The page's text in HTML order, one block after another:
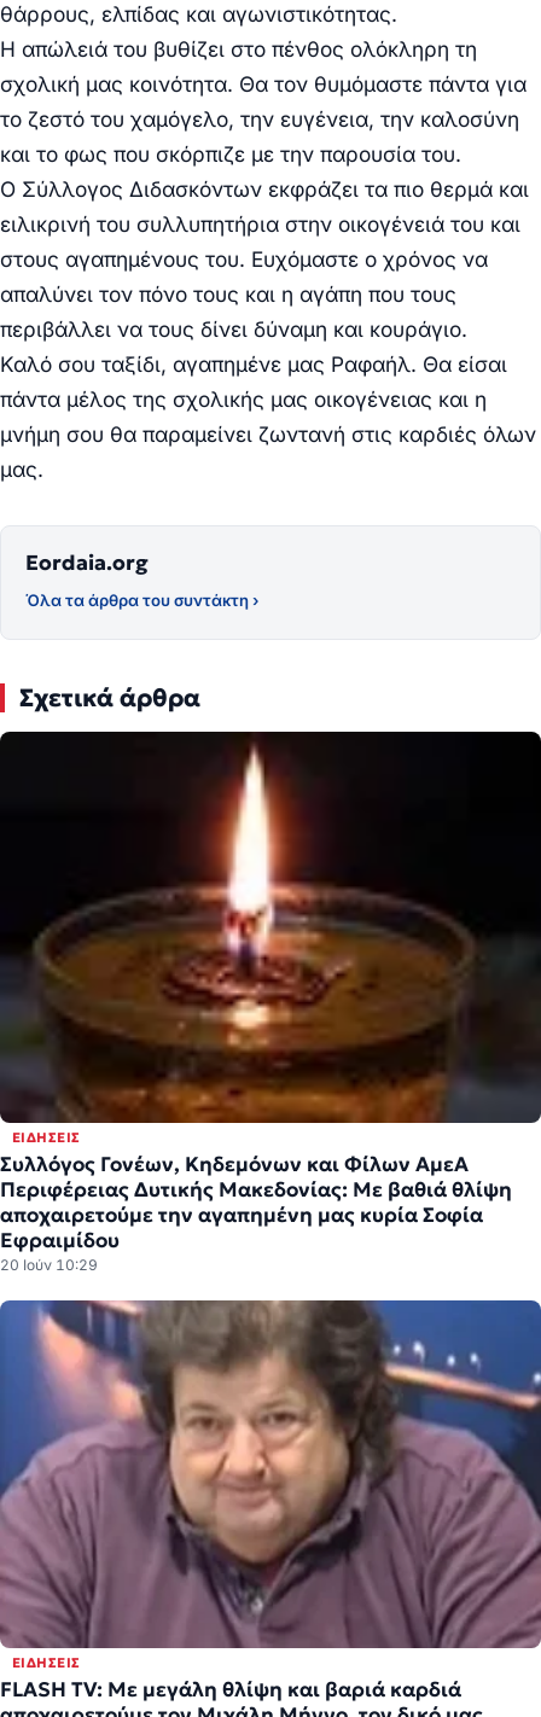
θάρρους, ελπίδας και αγωνιστικότητας.
Η απώλειά του βυθίζει στο πένθος ολόκληρη τη
σχολική μας κοινότητα. Θα τον θυμόμαστε πάντα για
το ζεστό του χαμόγελο, την ευγένεια, την καλοσύνη
και το φως που σκόρπιζε με την παρουσία του.
Ο Σύλλογος Διδασκόντων εκφράζει τα πιο θερμά και
ειλικρινή του συλλυπητήρια στην οικογένειά του και
στους αγαπημένους του. Ευχόμαστε ο χρόνος να
απαλύνει τον πόνο τους και η αγάπη που τους
περιβάλλει να τους δίνει δύναμη και κουράγιο.
Καλό σου ταξίδι, αγαπημένε μας Ραφαήλ. Θα είσαι
πάντα μέλος της σχολικής μας οικογένειας και η
μνήμη σου θα παραμείνει ζωντανή στις καρδιές όλων
μας.
Eordaia.org
Όλα τα άρθρα του συντάκτη ›
Σχετικά άρθρα
ΕΙΔΉΣΕΙΣ
Συλλόγος Γονέων, Κηδεμόνων και Φίλων ΑμεΑ
Περιφέρειας Δυτικής Μακεδονίας: Με βαθιά θλίψη
αποχαιρετούμε την αγαπημένη μας κυρία Σοφία
Εφραιμίδου
20 Ιούν 10:29
ΕΙΔΉΣΕΙΣ
FLASH TV: Με μεγάλη θλίψη και βαριά καρδιά